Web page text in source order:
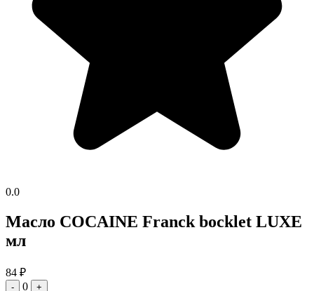
0.0
Масло COCAINE Franck bocklet LUXE
мл
84 ₽
- 0 +